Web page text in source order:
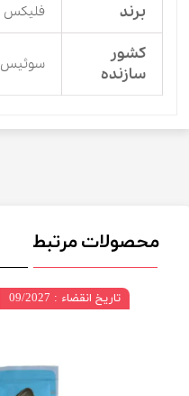
برند فلیکس
کشور
سازنده
سوئیس
محصولات مرتبط
تاریخ انقضاء : 09/2027